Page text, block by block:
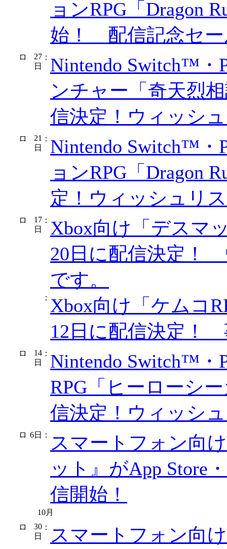
ョンRPG「Dragon
始！ 配信記念セー
27
日
： Nintendo Switch™
ンチャー「奇天烈
信決定！ウィッシ
21
日
： Nintendo Switch™・
ョンRPG「Dragon
定！ウィッシュリ
17
日
： Xbox向け「デスマ
20日に配信決定！
です。
： Xbox向け「ケムコ
12日に配信決定！
14
日
： Nintendo Switch™・
RPG「ヒーローシ
信決定！ウィッシ
6日 ：
スマートフォン向
ット』がApp Store
信開始！
10月
30
日
：
スマートフォン向